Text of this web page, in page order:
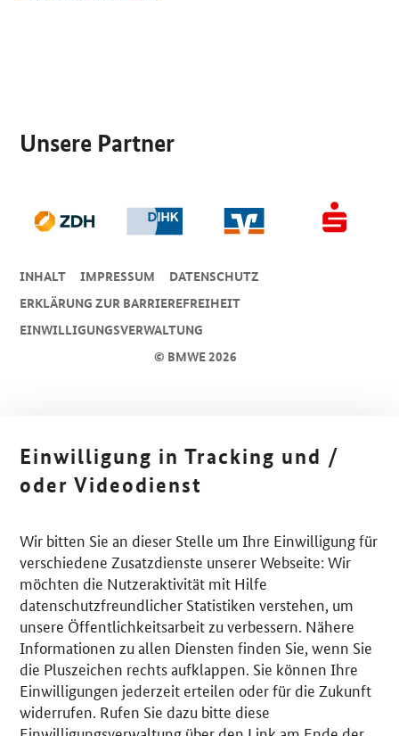
Unsere Partner
© BMWE 2026
INHALT IMPRESSUM
DA­TEN­SCHUTZ
ERKLÄRUNG ZUR BARRIEREFREIHEIT
EINWILLIGUNGSVERWALTUNG
Einwilligung in Tracking und /
oder Videodienst
Wir bitten Sie an dieser Stelle um Ihre Einwilligung für
verschiedene Zusatzdienste unserer Webseite: Wir
möchten die Nutzeraktivität mit Hilfe
datenschutzfreundlicher Statistiken verstehen, um
unsere Öffentlichkeitsarbeit zu verbessern. Nähere
Informationen zu allen Diensten finden Sie, wenn Sie
die Pluszeichen rechts aufklappen. Sie können Ihre
Einwilligungen jederzeit erteilen oder für die Zukunft
widerrufen. Rufen Sie dazu bitte diese